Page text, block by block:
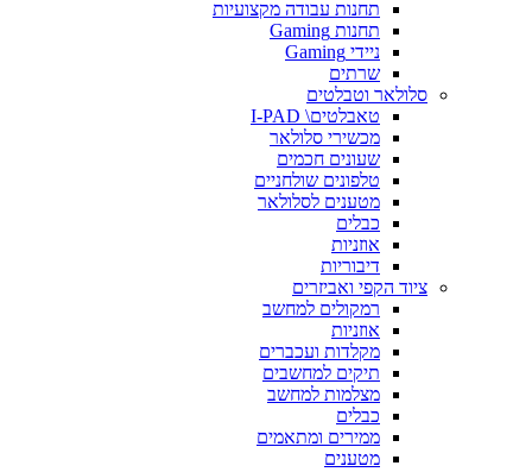
תחנות עבודה מקצועיות
תחנות Gaming
ניידי Gaming
שרתים
סלולאר וטבלטים
טאבלטים\ I-PAD
מכשירי סלולאר
שעונים חכמים
טלפונים שולחניים
מטענים לסלולאר
כבלים
אוזניות
דיבוריות
ציוד הקפי ואביזרים
רמקולים למחשב
אוזניות
מקלדות ועכברים
תיקים למחשבים
מצלמות למחשב
כבלים
ממירים ומתאמים
מטענים